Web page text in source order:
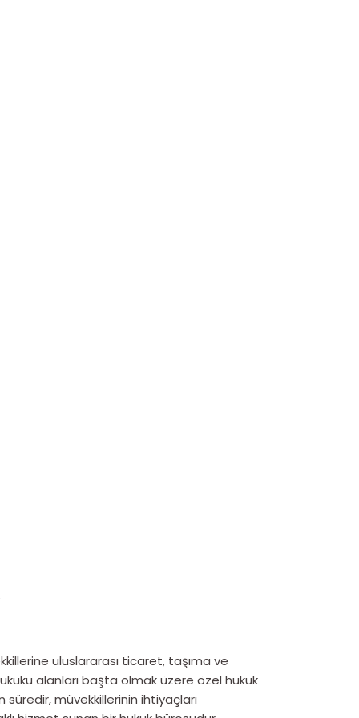
uluslararası ticaret, taşıma ve
alanları başta olmak üzere özel hukuk
süredir, müvekkillerinin ihtiyaçları